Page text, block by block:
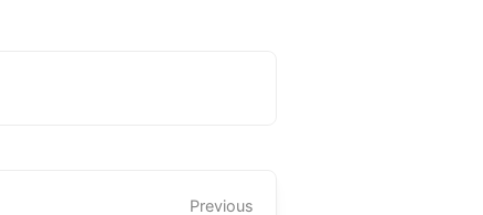
Previous